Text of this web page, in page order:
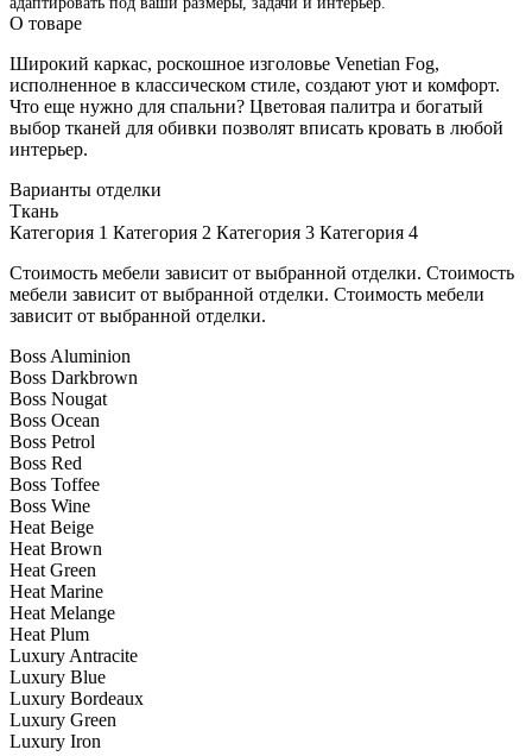
О товаре
Широкий каркас, роскошное изголовье Venetian Fog,
исполненное в классическом стиле, создают уют и комфорт.
Что еще нужно для спальни? Цветовая палитра и богатый
выбор тканей для обивки позволят вписать кровать в любой
интерьер.
Варианты отделки
Ткань
Категория 1 Категория 2 Категория 3 Категория 4
Стоимость мебели зависит от выбранной отделки. Стоимость
мебели зависит от выбранной отделки. Стоимость мебели
зависит от выбранной отделки.
Boss Aluminion
Boss Darkbrown
Boss Nougat
Boss Ocean
Boss Petrol
Boss Red
Boss Toffee
Boss Wine
Heat Beige
Heat Brown
Heat Green
Heat Marine
Heat Melange
Heat Plum
Luxury Antracite
Luxury Blue
Luxury Bordeaux
Luxury Green
Luxury Iron